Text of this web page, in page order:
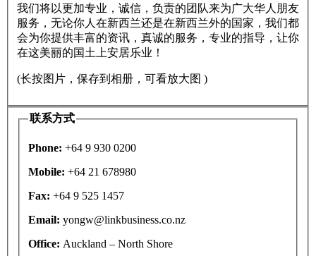
我们将以更加专业，诚信，负责的团队来为广大华人朋友
服务，无论你人在新西兰还是在新西兰外的国家，我们都
会为你提供丰富的资讯，真诚的服务，专业的指导，让你
在这美丽的国土上安居乐业！
(长按图片，保存到相册，可看放大图 )
联系方式
Phone: +64 9 930 0200
Mobile: +64 21 678980
Fax: +64 9 525 1457
Email: yongw@linkbusiness.co.nz
Office: Auckland – North Shore